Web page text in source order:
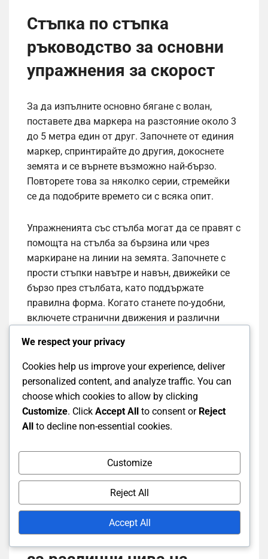
Стъпка по стъпка
ръководство за основни
упражнения за скорост
За да изпълните основно бягане с волан,
поставете два маркера на разстояние около 3
до 5 метра един от друг. Започнете от единия
маркер, спринтирайте до другия, докоснете
земята и се върнете възможно най-бързо.
Повторете това за няколко серии, стремейки
се да подобрите времето си с всяка опит.
Упражненията със стълба могат да се правят с
помощта на стълба за бързина или чрез
маркиране на линии на земята. Започнете с
прости стъпки навътре и навън, движейки се
бързо през стълбата, като поддържате
правилна форма. Когато станете по-удобни,
включете странични движения и различни
За спринтове с конуси поставете конуси в
зигзагообразен модел. Започнете от единия
край и спринтирайте до първия конус, след
което бързо променете посоката, за да
достигнете до следващия конус. Това
посоката, необходими в бадминтона, и помага
за подобряване на цялостната пъргавина.
Вариации на
упражненията за скорост
We respect your privacy
Cookies help us improve your experience, deliver
personalized content, and analyze traffic. You can
choose which cookies to allow by clicking
Customize. Click Accept All to consent or Reject
All to decline non-essential cookies.
Customize
Reject All
Accept All